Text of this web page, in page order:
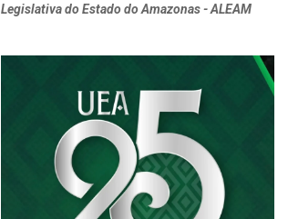
Legislativa do Estado do Amazonas - ALEAM